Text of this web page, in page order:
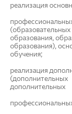
реализация
образования,
образования),
обучения;
реализация
(дополнительных
дополнительных